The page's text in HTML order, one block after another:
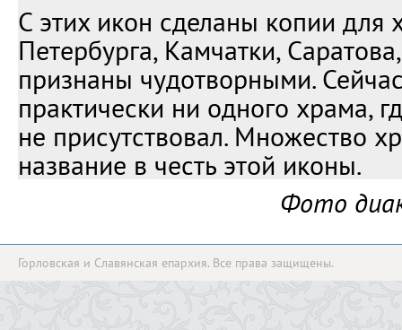
С этих икон сделаны копии для
Петербурга, Камчатки,
признаны чудотворными.
практически ни одного храма,
не присутствовал. Множество
название в честь этой иконы.
Фото
Горловская и Славянская епархия. Все права защищены.